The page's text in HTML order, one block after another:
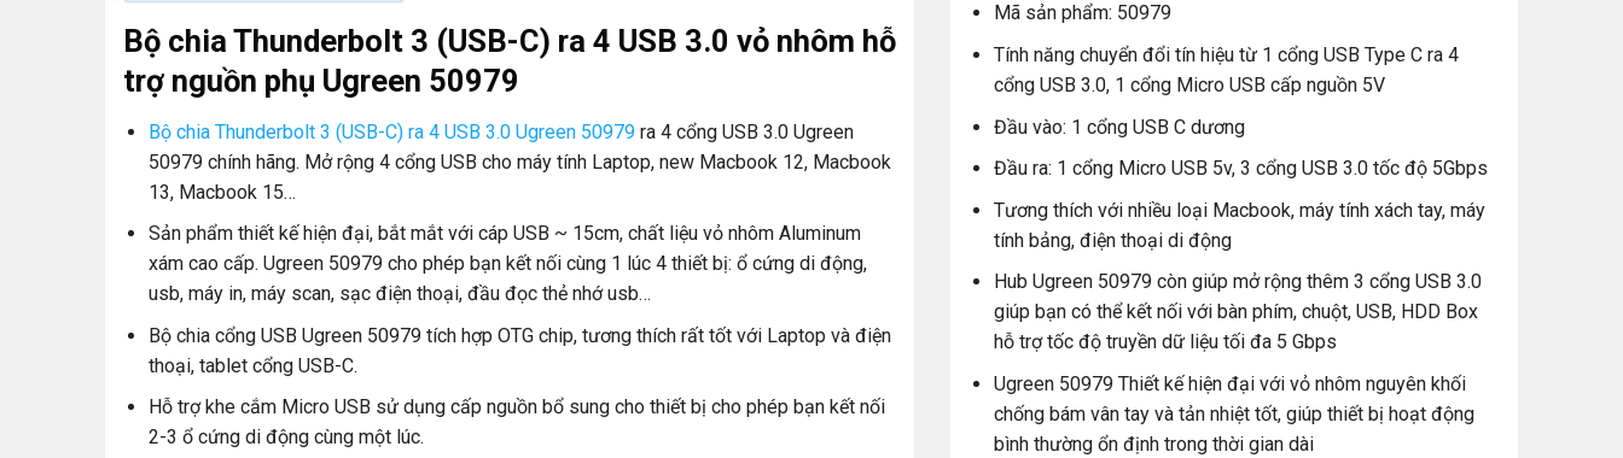
Bộ chia Thunderbolt 3 (USB-C) ra 4 USB 3.0 vỏ nhôm hỗ
trợ nguồn phụ Ugreen 50979
Bộ chia Thunderbolt 3 (USB-C) ra 4 USB 3.0 Ugreen 50979ra 4 cổng USB 3.0 Ugreen
50979 chính hãng. Mở rộng 4 cổng USB cho máy tính Laptop, new Macbook 12, Macbook
13, Macbook 15…
Sản phẩm thiết kế hiện đại, bắt mắt với cáp USB ~ 15cm, chất liệu vỏ nhôm Aluminum
xám cao cấp. Ugreen 50979 cho phép bạn kết nối cùng 1 lúc 4 thiết bị: ổ cứng di động,
usb, máy in, máy scan, sạc điện thoại, đầu đọc thẻ nhớ usb…
Bộ chia cổng USB Ugreen 50979 tích hợp OTG chip, tương thích rất tốt với Laptop và điện
thoại, tablet cổng USB-C.
Hỗ trợ khe cắm Micro USB sử dụng cấp nguồn bổ sung cho thiết bị cho phép bạn kết nối
2-3 ổ cứng di động cùng một lúc.
Mã sản phẩm: 50979
Tính năng chuyển đổi tín hiệu từ 1 cổng USB Type C ra 4
cổng USB 3.0, 1 cổng Micro USB cấp nguồn 5V
Đầu vào: 1 cổng USB C dương
Đầu ra: 1 cổng Micro USB 5v, 3 cổng USB 3.0 tốc độ 5Gbps
Tương thích với nhiều loại Macbook, máy tính xách tay, máy
tính bảng, điện thoại di động
Hub Ugreen 50979 còn giúp mở rộng thêm 3 cổng USB 3.0
giúp bạn có thể kết nối với bàn phím, chuột, USB, HDD Box
hỗ trợ tốc độ truyền dữ liệu tối đa 5 Gbps
Ugreen 50979 Thiết kế hiện đại với vỏ nhôm nguyên khối
chống bám vân tay và tản nhiệt tốt, giúp thiết bị hoạt động
bình thường ổn định trong thời gian dài